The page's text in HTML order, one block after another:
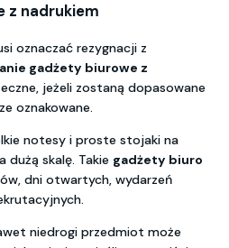
z nadrukiem
oznaczać rezygnacji z
gadżety biurowe z
jeżeli zostaną dopasowane
oznakowane.
notesy i proste stojaki na
dużą skalę. Takie gadżety biuro
dni otwartych, wydarzeń
niedrogi przedmiot może